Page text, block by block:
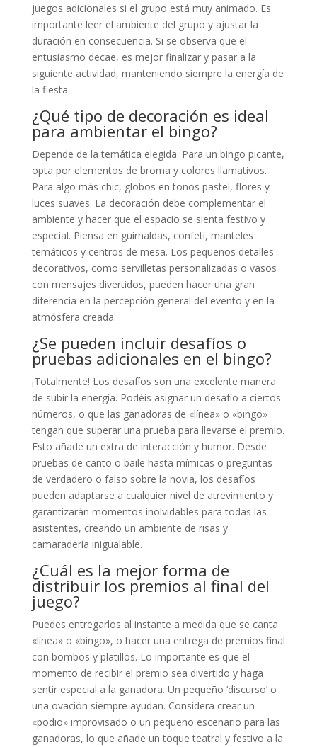
juegos adicionales si el grupo está muy animado. Es
importante leer el ambiente del grupo y ajustar la
duración en consecuencia. Si se observa que el
entusiasmo decae, es mejor finalizar y pasar a la
siguiente actividad, manteniendo siempre la energía de
la fiesta.
¿Qué tipo de decoración es ideal
para ambientar el bingo?
Depende de la temática elegida. Para un bingo picante,
opta por elementos de broma y colores llamativos.
Para algo más chic, globos en tonos pastel, flores y
luces suaves. La decoración debe complementar el
ambiente y hacer que el espacio se sienta festivo y
especial. Piensa en guirnaldas, confeti, manteles
temáticos y centros de mesa. Los pequeños detalles
decorativos, como servilletas personalizadas o vasos
con mensajes divertidos, pueden hacer una gran
diferencia en la percepción general del evento y en la
atmósfera creada.
¿Se pueden incluir desafíos o
pruebas adicionales en el bingo?
¡Totalmente! Los desafíos son una excelente manera
de subir la energía. Podéis asignar un desafío a ciertos
números, o que las ganadoras de «línea» o «bingo»
tengan que superar una prueba para llevarse el premio.
Esto añade un extra de interacción y humor. Desde
pruebas de canto o baile hasta mímicas o preguntas
de verdadero o falso sobre la novia, los desafíos
pueden adaptarse a cualquier nivel de atrevimiento y
garantizarán momentos inolvidables para todas las
asistentes, creando un ambiente de risas y
camaradería inigualable.
¿Cuál es la mejor forma de
distribuir los premios al final del
juego?
Puedes entregarlos al instante a medida que se canta
«línea» o «bingo», o hacer una entrega de premios final
con bombos y platillos. Lo importante es que el
momento de recibir el premio sea divertido y haga
sentir especial a la ganadora. Un pequeño ‘discurso’ o
una ovación siempre ayudan. Considera crear un
«podio» improvisado o un pequeño escenario para las
ganadoras, lo que añade un toque teatral y festivo a la